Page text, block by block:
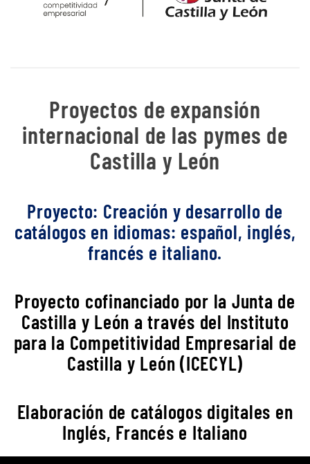
Proyectos de expansión
internacional de las pymes de
Castilla y León
Proyecto: Creación y desarrollo de
catálogos en idiomas: español, inglés,
francés e italiano.
Proyecto cofinanciado por la Junta de
Castilla y León a través del Instituto
para la Competitividad Empresarial de
Castilla y León (ICECYL)
Elaboración de catálogos digitales en
Inglés, Francés e Italiano